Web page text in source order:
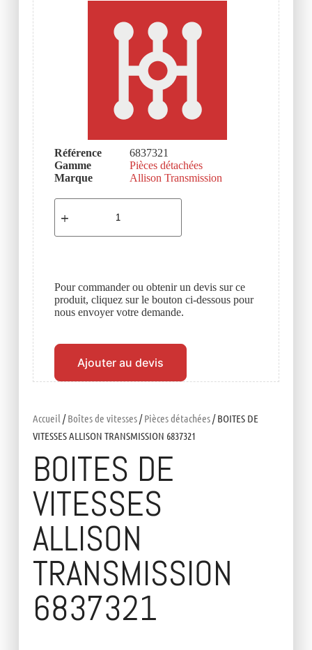
Accueil /Boîtes de vitesses/Pièces détachées/ BOITES DE
VITESSES ALLISON TRANSMISSION 6837321
BOITES DE
VITESSES
ALLISON
TRANSMISSION
6837321
Référence
6837321
Gamme
Pièces détachées
Marque
Allison Transmission
Pour commander ou obtenir un devis sur ce
produit, cliquez sur le bouton ci-dessous pour
nous envoyer votre demande.
Ajouter au devis